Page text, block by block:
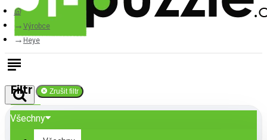
Všechny
Výrobce
Heye
Filtr Zrušit filtr
Cena